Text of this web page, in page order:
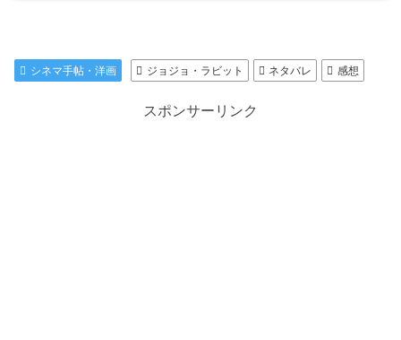
シネマ手帖・洋画 ジョジョ・ラビット ネタバレ 感想
スポンサーリンク